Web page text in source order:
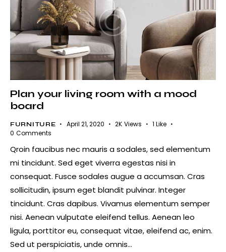
Plan your living room with a mood
board
FURNITURE April 21, 2020 2K Views 1 Like
0 Comments
Qroin faucibus nec mauris a sodales, sed elementum
mi tincidunt. Sed eget viverra egestas nisi in
consequat. Fusce sodales augue a accumsan. Cras
sollicitudin, ipsum eget blandit pulvinar. Integer
tincidunt. Cras dapibus. Vivamus elementum semper
nisi. Aenean vulputate eleifend tellus. Aenean leo
ligula, porttitor eu, consequat vitae, eleifend ac, enim.
Sed ut perspiciatis, unde omnis…